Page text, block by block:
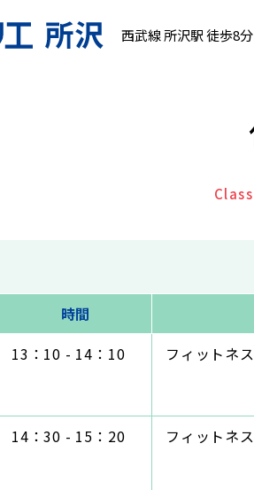
西武線 所沢駅 徒歩8分
時間
13：10 - 14：10 フィットネ
14：30 - 15：20 フィットネ